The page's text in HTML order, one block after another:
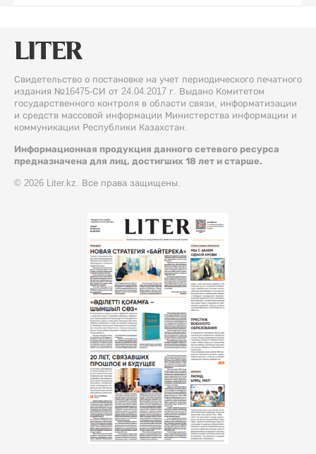
Свидетельство о постановке на учет периодического печатного
издания №16475-СИ от 24.04.2017 г. Выдано Комитетом
государственного контроля в области связи, информатизации
и средств массовой информации Министерства информации и
коммуникации Республики Казахстан.
Информационная продукция данного сетевого ресурса
предназначена для лиц, достигших 18 лет и старше.
© 2026 Liter.kz. Все права защищены.